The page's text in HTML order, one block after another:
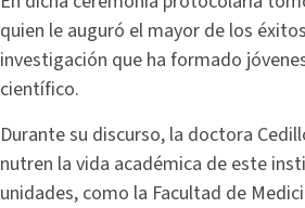
quien le auguró el mayor de los
investigación que ha formado
científico.
Durante su discurso, la doctora
nutren la vida académica de este
unidades, como la Facultad de